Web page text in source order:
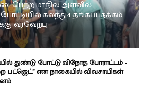
மாநில அளவில்
போட்டியில் கலந்து4 தங்கப்பதக்கம்
வரவேற்பு
துண்டு போட்டு விநோத போராட்டம் –
பட்ஜெட்” என நாகையில் விவசாயிகள்